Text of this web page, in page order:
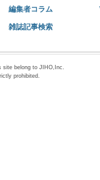
編集者コラム
雑誌記事検索
site belong to JIHO,Inc.
prohibited.